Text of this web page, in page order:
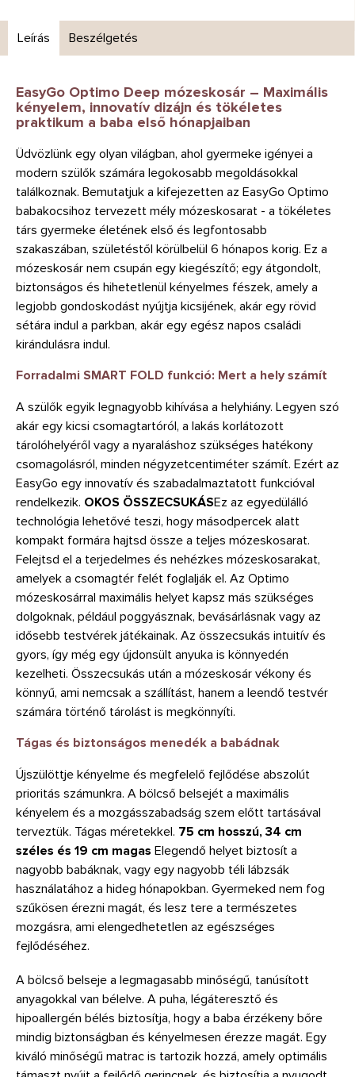
Leírás Beszélgetés
EasyGo Optimo Deep mózeskosár – Maximális
kényelem, innovatív dizájn és tökéletes
praktikum a baba első hónapjaiban
Üdvözlünk egy olyan világban, ahol gyermeke igényei a
modern szülők számára legokosabb megoldásokkal
találkoznak. Bemutatjuk a kifejezetten az EasyGo Optimo
babakocsihoz tervezett mély mózeskosarat - a tökéletes
társ gyermeke életének első és legfontosabb
szakaszában, születéstől körülbelül 6 hónapos korig. Ez a
mózeskosár nem csupán egy kiegészítő; egy átgondolt,
biztonságos és hihetetlenül kényelmes fészek, amely a
legjobb gondoskodást nyújtja kicsijének, akár egy rövid
sétára indul a parkban, akár egy egész napos családi
kirándulásra indul.
Forradalmi SMART FOLD funkció: Mert a hely számít
A szülők egyik legnagyobb kihívása a helyhiány. Legyen szó
akár egy kicsi csomagtartóról, a lakás korlátozott
tárolóhelyéről vagy a nyaraláshoz szükséges hatékony
csomagolásról, minden négyzetcentiméter számít. Ezért az
EasyGo egy innovatív és szabadalmaztatott funkcióval
rendelkezik. OKOS ÖSSZECSUKÁSEz az egyedülálló
technológia lehetővé teszi, hogy másodpercek alatt
kompakt formára hajtsd össze a teljes mózeskosarat.
Felejtsd el a terjedelmes és nehézkes mózeskosarakat,
amelyek a csomagtér felét foglalják el. Az Optimo
mózeskosárral maximális helyet kapsz más szükséges
dolgoknak, például poggyásznak, bevásárlásnak vagy az
idősebb testvérek játékainak. Az összecsukás intuitív és
gyors, így még egy újdonsült anyuka is könnyedén
kezelheti. Összecsukás után a mózeskosár vékony és
könnyű, ami nemcsak a szállítást, hanem a leendő testvér
számára történő tárolást is megkönnyíti.
Tágas és biztonságos menedék a babádnak
Újszülöttje kényelme és megfelelő fejlődése abszolút
prioritás számunkra. A bölcső belsejét a maximális
kényelem és a mozgásszabadság szem előtt tartásával
terveztük. Tágas méretekkel. 75 cm hosszú, 34 cm
széles és 19 cm magas Elegendő helyet biztosít a
nagyobb babáknak, vagy egy nagyobb téli lábzsák
használatához a hideg hónapokban. Gyermeked nem fog
szűkösen érezni magát, és lesz tere a természetes
mozgásra, ami elengedhetetlen az egészséges
fejlődéséhez.
A bölcső belseje a legmagasabb minőségű, tanúsított
anyagokkal van bélelve. A puha, légáteresztő és
hipoallergén bélés biztosítja, hogy a baba érzékeny bőre
mindig biztonságban és kényelmesen érezze magát. Egy
kiváló minőségű matrac is tartozik hozzá, amely optimális